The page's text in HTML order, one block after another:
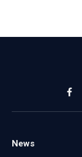
News